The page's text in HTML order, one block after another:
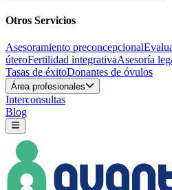
Otros Servicios
Asesoramiento preconcepcional
úteroFertilidad integrativaAsesoría
Tasas de éxitoDonantes de óvulos
Área profesionales
Interconsultas
Blog